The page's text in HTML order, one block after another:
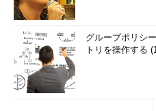
グループポリシ
トリを操作する